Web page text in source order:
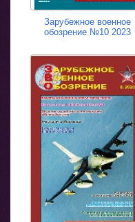
Зарубежное военное
обозрение №10 2023